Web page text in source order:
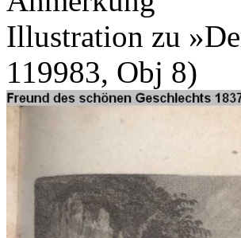
Illustration zu
119983, Obj 8)